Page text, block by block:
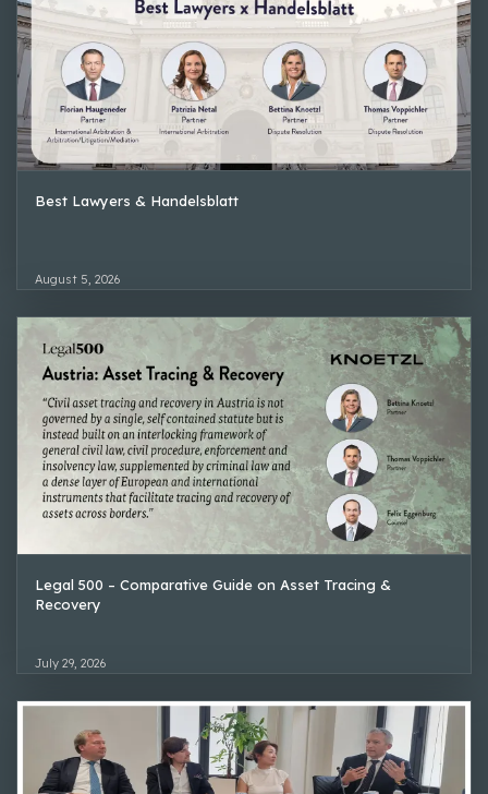
Best Lawyers & Handelsblatt
August 5, 2026
Legal 500 – Comparative Guide on Asset Tracing &
Recovery
July 29, 2026